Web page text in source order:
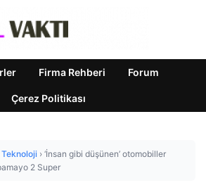
Firma Rehberi Forum
Çerez Politikası
Teknoloji › ‘İnsan gibi düşünen’ otomobiller
2 Super